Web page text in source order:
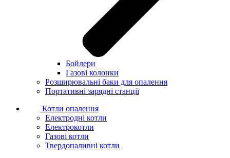
Бойлери
Газові колонки
Розширювальні баки для опалення
Портативні зарядні станції
Котли опалення
Електродні котли
Електрокотли
Газові котли
Твердопаливні котли